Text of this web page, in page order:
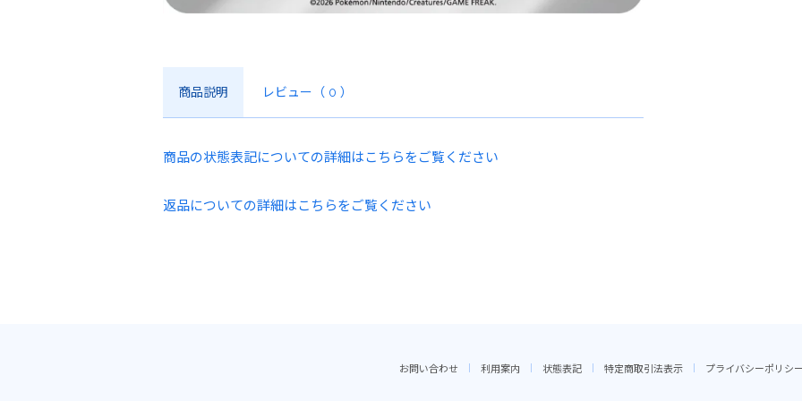
商品説明 レビュー （ 0 ）
商品の状態表記についての詳細はこちらをご覧ください
返品についての詳細はこちらをご覧ください
お問い合わせ 利用案内 状態表記 特定商取引法表示 プライバシーポリシ